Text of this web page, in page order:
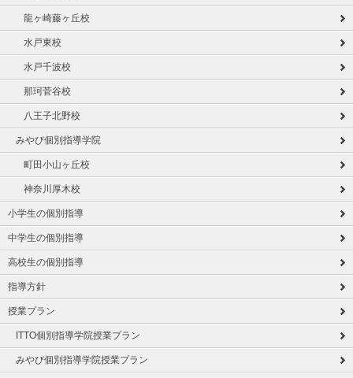
龍ヶ崎藤ヶ丘校
水戸東校
水戸千波校
那珂菅谷校
八王子北野校
みやび個別指導学院
町田小山ヶ丘校
神奈川厚木校
小学生の個別指導
中学生の個別指導
高校生の個別指導
指導方針
授業プラン
ITTO個別指導学院授業プラン
みやび個別指導学院授業プラン